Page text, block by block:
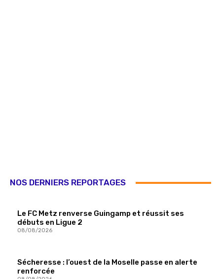
NOS DERNIERS REPORTAGES
Le FC Metz renverse Guingamp et réussit ses
débuts en Ligue 2
08/08/2026
Sécheresse : l’ouest de la Moselle passe en alerte
renforcée